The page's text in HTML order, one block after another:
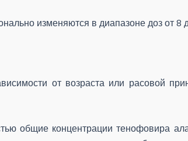
изменяются в диапазоне доз от 8
от возраста или расовой
общие концентрации тенофовира